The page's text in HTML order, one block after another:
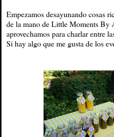
Empezamos desayunando cosas
de la mano de Little Moments By
aprovechamos para charlar entre
Si hay algo que me gusta de los